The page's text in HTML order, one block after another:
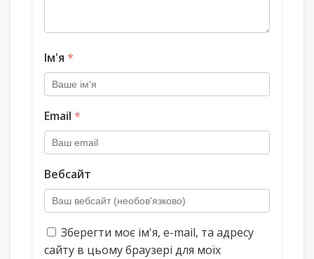
Ім'я *
Email *
Вебсайт
Зберегти моє ім'я, e-mail, та адресу
сайту в цьому браузері для моїх